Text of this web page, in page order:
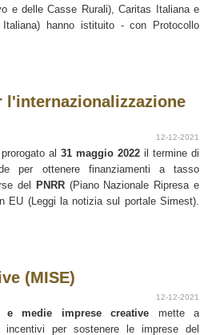
e delle Casse Rurali), Caritas Italiana e
hanno istituito - con Protocollo
l'internazionalizzazione
12-12-2021
al 31 maggio 2022 il termine di
per ottenere finanziamenti a tasso
del
PNRR(Piano Nazionale Ripresa e
EU (Leggi la notizia sul portale Simest).
(MISE)
12-12-2021
medie imprese creative mette a
per sostenere le imprese del